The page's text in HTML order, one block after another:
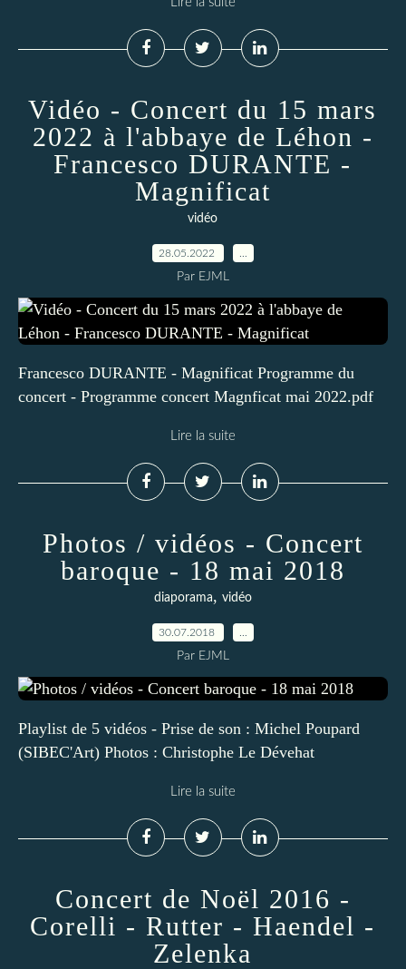
Vidéo - Concert du 15 mars
2022 à l'abbaye de Léhon -
Francesco DURANTE -
Magnificat
vidéo
28.05.2022
Par EJML
Francesco DURANTE - Magnificat Programme du
concert - Programme concert Magnficat mai 2022.pdf
Lire la suite
Photos / vidéos - Concert
baroque - 18 mai 2018
diaporama, vidéo
30.07.2018
Par EJML
Playlist de 5 vidéos - Prise de son : Michel Poupard
(SIBEC'Art) Photos : Christophe Le Dévehat
Lire la suite
Concert de Noël 2016 -
Corelli - Rutter - Haendel -
Zelenka